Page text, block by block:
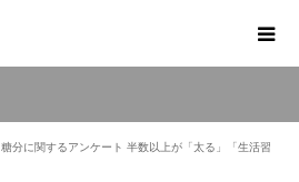
糖分に関するアンケート 半数以上が「太る」「生活習